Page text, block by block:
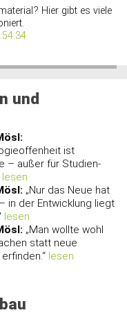
Hier gibt es viele
und
:
ist
– außer für Studien-
lesen
: „Nur das Neue hat
in der Entwicklung liegt
lesen
: „Man wollte wohl
statt neue
lesen